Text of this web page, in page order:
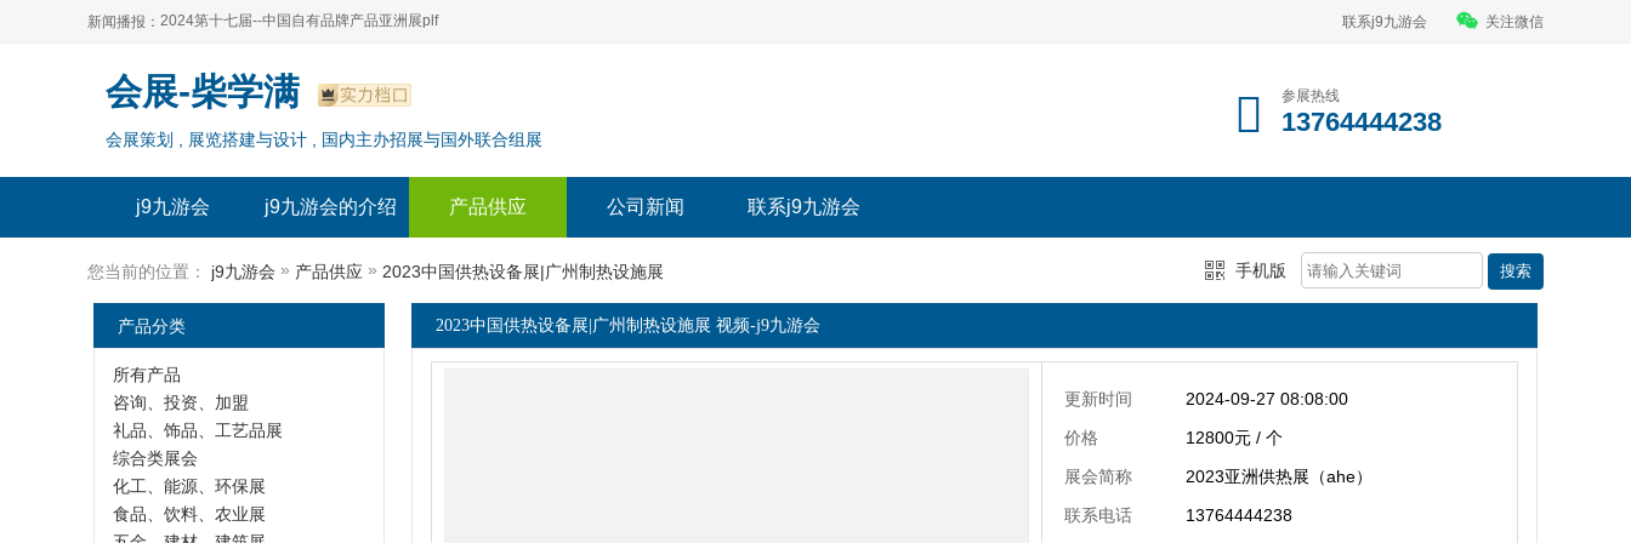
新闻播报：
2024上海自有品牌展--百货展|食品展 零售展|oem展
2024全球自有--品牌产品亚洲展（plf）
2024上海自有品牌展--2024上海oem 贴牌代加工展
2024第十七届--中国自有品牌产品亚洲展plf
2024全球自有--品牌产品亚洲展（plf）
2024年上海--第17届自有品牌展
联系j9九游会 关注微信
会展-柴学满
会展策划 , 展览搭建与设计 , 国内主办招展与国外联合组展
参展热线
13764444238
j9九游会 j9九游会的介绍 产品供应 公司新闻 联系j9九游会
您当前的位置： j9九游会 » 产品供应 » 2023中国供热设备展|广州制热设施展 手机版
2023中国供热设备展|广州制热设施展 视频-j9九游会
更新时间
2024-09-27 08:08:00
价格
12800元 / 个
展会简称
2023亚洲供热展（ahe）
联系电话
13764444238
产品分类
所有产品
咨询、投资、加盟
礼品、饰品、工艺品展
综合类展会
化工、能源、环保展
食品、饮料、农业展